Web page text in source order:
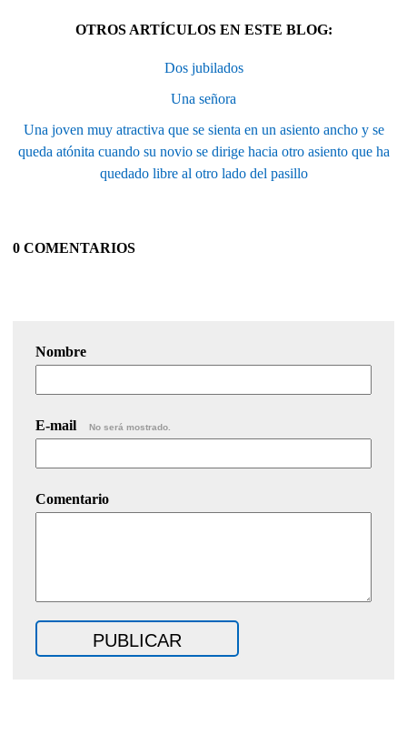
OTROS ARTÍCULOS EN ESTE BLOG:
Dos jubilados
Una señora
Una joven muy atractiva que se sienta en un asiento ancho y se
queda atónita cuando su novio se dirige hacia otro asiento que ha
quedado libre al otro lado del pasillo
0 COMENTARIOS
Nombre
E-mail No será mostrado.
Comentario